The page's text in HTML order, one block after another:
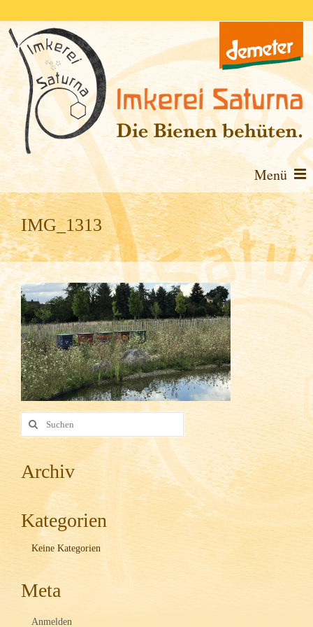
Menü
Aktuelles
Demeter-Bienenhaltung
Bienenprodukte
Bienenweidepflanzen
Imkerei
Imkerkurse, Vorträge und Führungen
Bilder
Kontakt
Links
IMG_1313
Suche
nach:
Archiv
Kategorien
Keine Kategorien
Meta
Anmelden